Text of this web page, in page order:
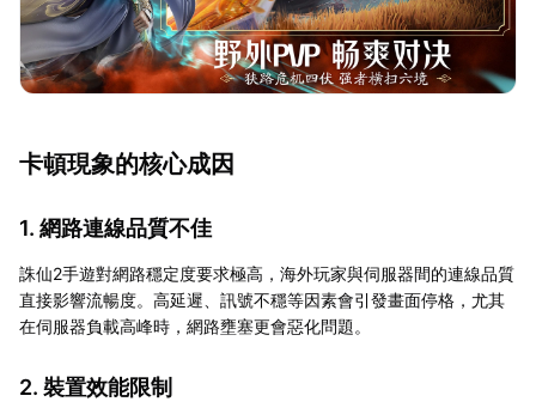
卡頓現象的核心成因
1. 網路連線品質不佳
誅仙2手遊對網路穩定度要求極高，海外玩家與伺服器間的連線品質
直接影響流暢度。高延遲、訊號不穩等因素會引發畫面停格，尤其
在伺服器負載高峰時，網路壅塞更會惡化問題。
2. 裝置效能限制